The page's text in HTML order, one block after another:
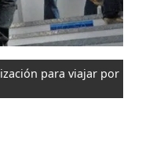
para viajar por